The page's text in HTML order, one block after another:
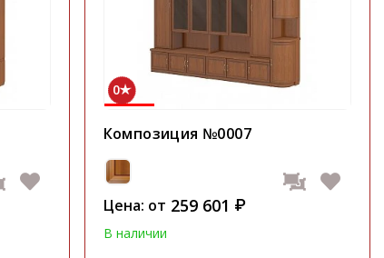
0
Композиция №0007
Цена: от 259 601 ₽
В наличии